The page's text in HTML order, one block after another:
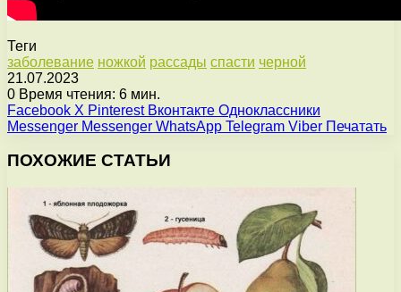
Теги
заболевание ножкой рассады спасти черной
21.07.2023
0 Время чтения: 6 мин.
Facebook X Pinterest Вконтакте Одноклассники
Messenger Messenger WhatsApp Telegram Viber Печатать
ПОХОЖИЕ СТАТЬИ